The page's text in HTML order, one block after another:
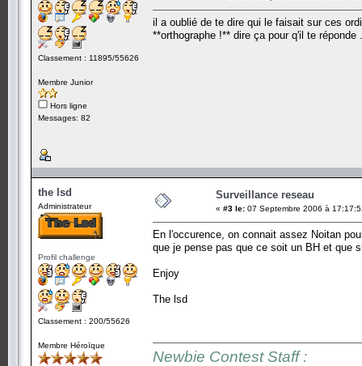
Classement : 11895/55626
Membre Junior
Hors ligne
Messages: 82
il a oublié de te dire qui le faisait sur ces
**orthographe !** dire ça pour q'il te réponde .
the lsd
Administrateur
Profil challenge
Classement : 200/55626
Membre Héroïque
Surveillance reseau
« #3 le: 07 Septembre 2006 à
En l'occurence, on connait assez Noitan
que je pense pas que ce soit un BH et que
Enjoy
The lsd
Newbie Contest Staff :